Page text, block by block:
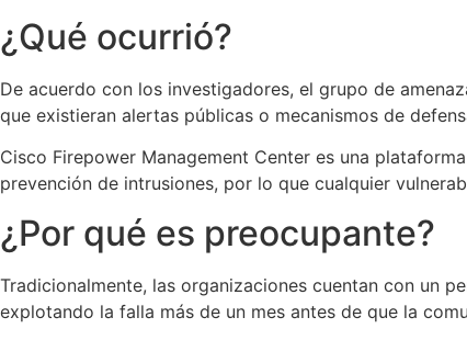
¿Qué ocurrió?
De acuerdo con los investigadores, el grupo de
que existieran alertas públicas o mecanismos de
Cisco Firepower Management Center es una
prevención de intrusiones, por lo que cualquier
¿Por qué es preocupante?
Tradicionalmente, las organizaciones cuentan con un
explotando la falla más de un mes antes de que la